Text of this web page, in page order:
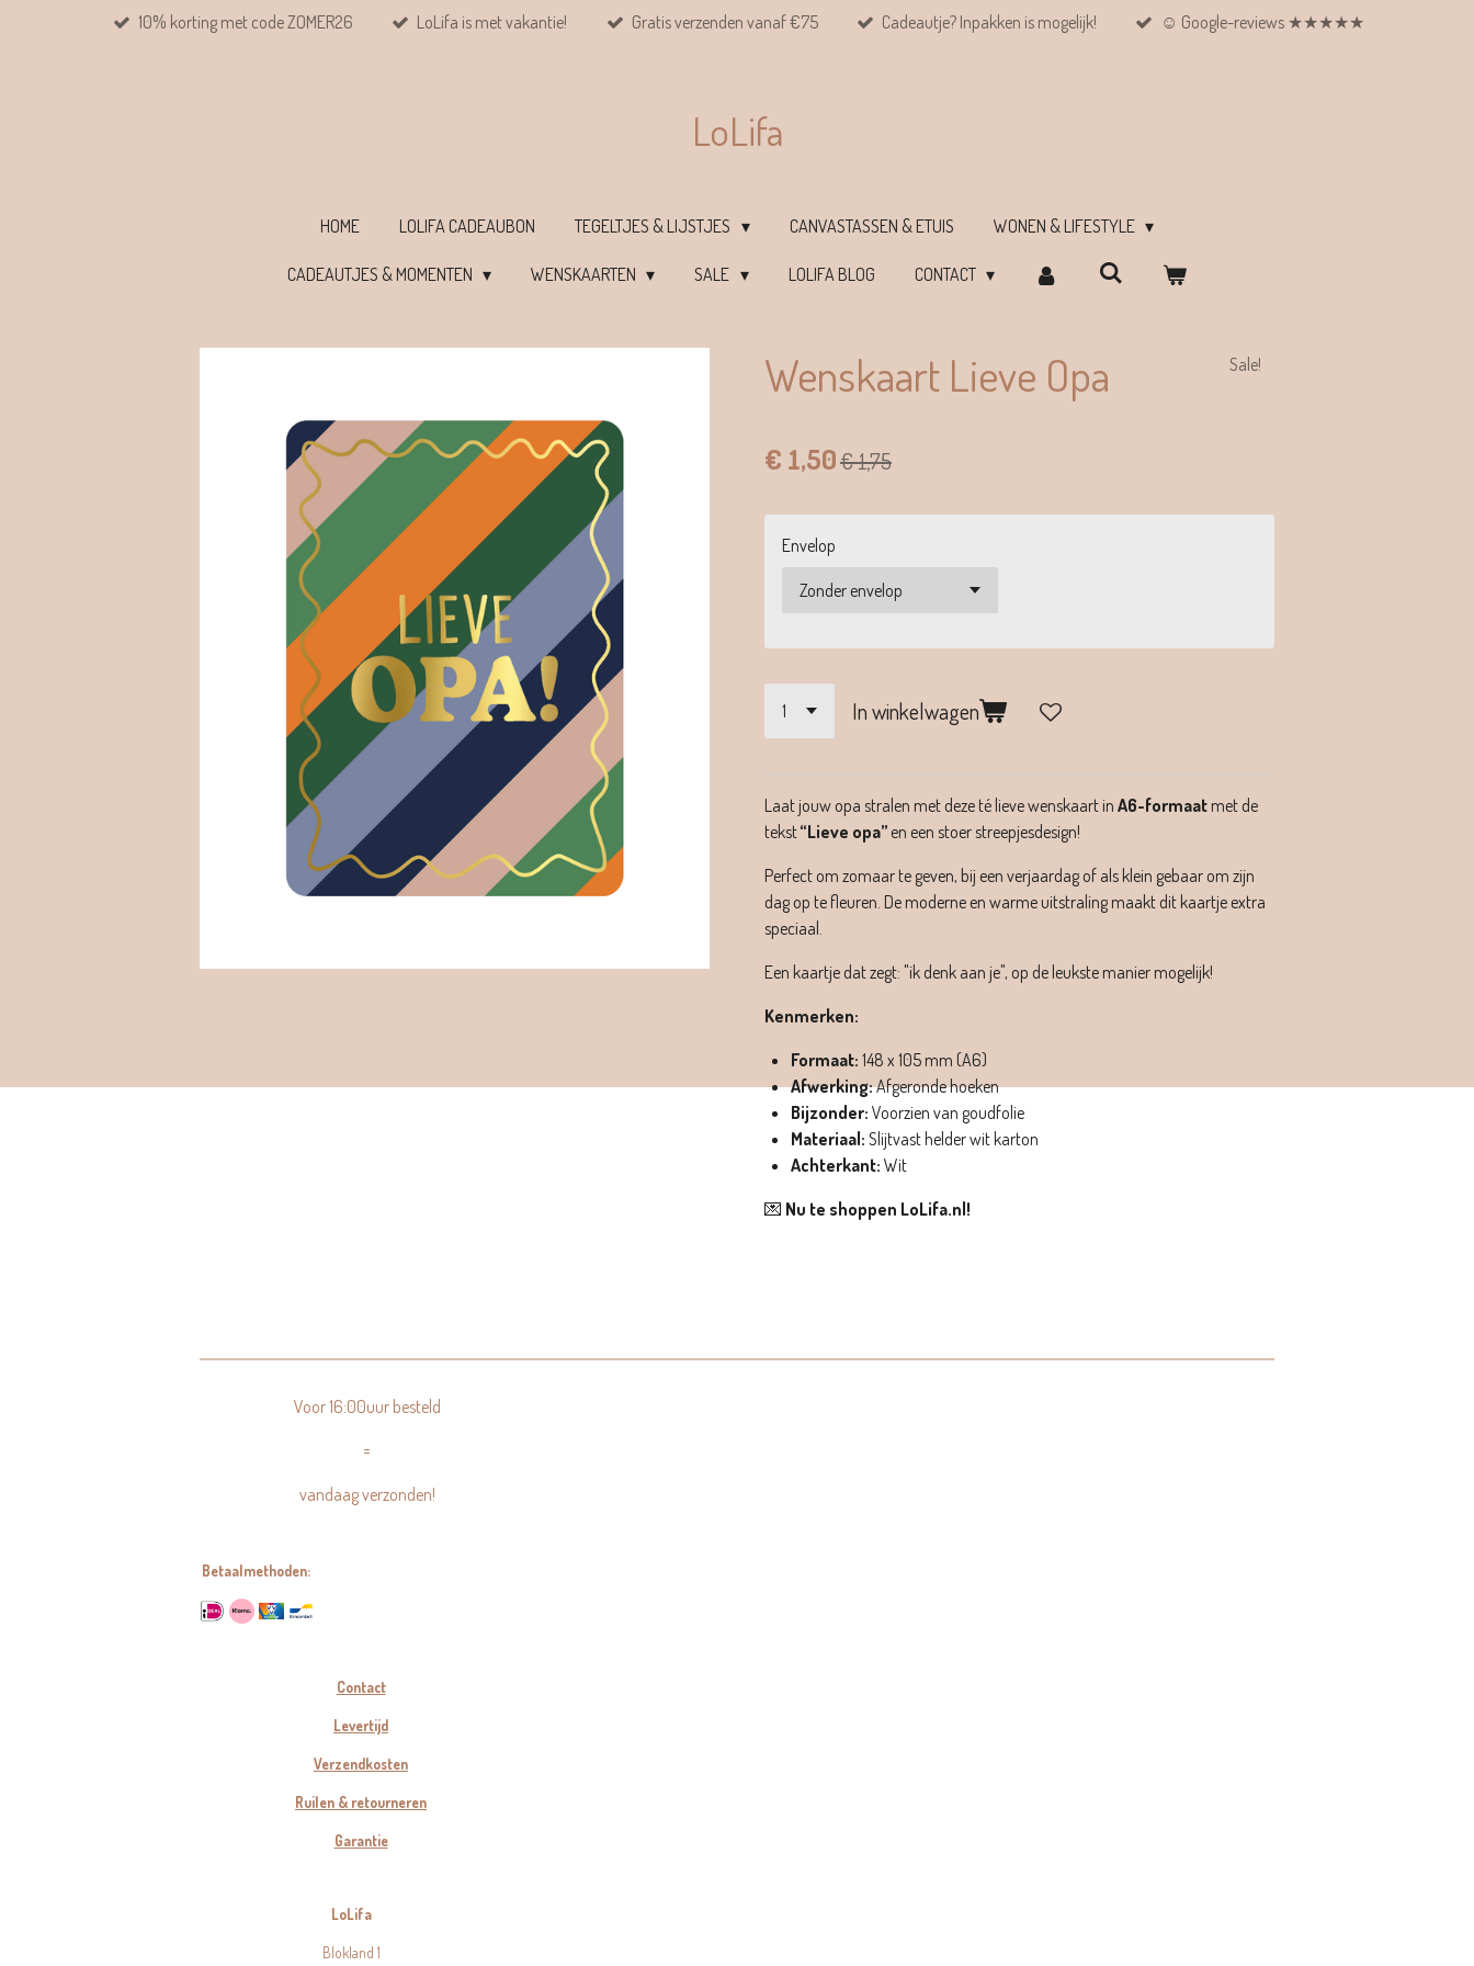
10% korting met code ZOMER26 LoLifa is met vakantie! Gratis verzenden vanaf €75 Cadeautje? Inpakken is mogelijk! ☺︎ Google-reviews ★★★★★
LoLifa
HOME LOLIFA CADEAUBON TEGELTJES & LIJSTJES CANVASTASSEN & ETUIS WONEN & LIFESTYLE
CADEAUTJES & MOMENTEN WENSKAARTEN SALE LOLIFA BLOG CONTACT
Wenskaart Lieve Opa Sale!
€ 1,50€ 1,75
Envelop
In winkelwagen
Laat jouw opa stralen met deze té lieve wenskaart in A6-formaat met de
tekst“Lieve opa” en een stoer streepjesdesign!
Perfect om zomaar te geven, bij een verjaardag of als klein gebaar om zijn
dag op te fleuren. De moderne en warme uitstraling maakt dit kaartje extra
speciaal.
Een kaartje dat zegt: "ik denk aan je", op de leukste manier mogelijk!
Kenmerken:
Formaat: 148 x 105 mm (A6)
Afwerking:Afgeronde hoeken
Bijzonder: Voorzien van goudfolie
Materiaal: Slijtvast helder wit karton
Achterkant: Wit
💌 Nu te shoppen LoLifa.nl!
Voor 16:00uur besteld
=
vandaag verzonden!
Betaalmethoden:
Contact
Levertijd
Verzendkosten
Ruilen & retourneren
Garantie
LoLifa
Blokland 1